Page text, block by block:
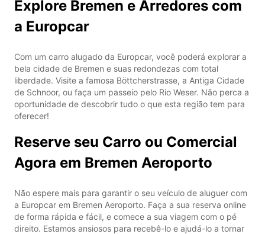
Explore Bremen e Arredores com
a Europcar
Com um carro alugado da Europcar, você poderá explorar a
bela cidade de Bremen e suas redondezas com total
liberdade. Visite a famosa Böttcherstrasse, a Antiga Cidade
de Schnoor, ou faça um passeio pelo Rio Weser. Não perca a
oportunidade de descobrir tudo o que esta região tem para
oferecer!
Reserve seu Carro ou Comercial
Agora em Bremen Aeroporto
Não espere mais para garantir o seu veículo de aluguer com
a Europcar em Bremen Aeroporto. Faça a sua reserva online
de forma rápida e fácil, e comece a sua viagem com o pé
direito. Estamos ansiosos para recebê-lo e ajudá-lo a tornar